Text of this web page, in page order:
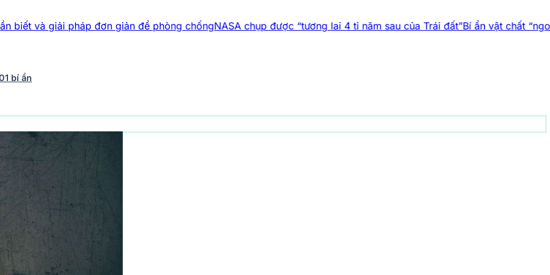
pháp đơn giản để phòng chốngNASA chụp được “tương lai 4 tỉ năm sau của Trái đất”Bí ẩn vật chất “ngoài Trái
bí ẩn
trụ 243 bài viết